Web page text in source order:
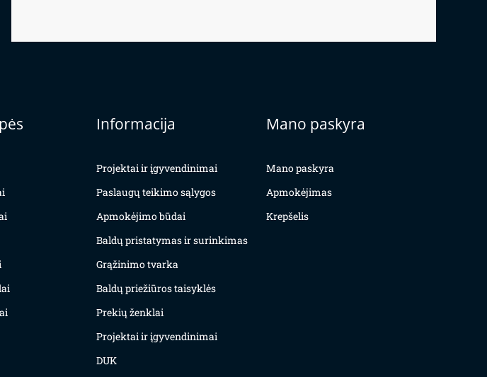
Informacija
Projektai ir įgyvendinimai
Paslaugų teikimo sąlygos
Apmokėjimo būdai
Baldų pristatymas ir surinkimas
Grąžinimo tvarka
Baldų priežiūros taisyklės
Prekių ženklai
Projektai ir įgyvendinimai
DUK
Mano paskyra
Mano paskyra
Apmokėjimas
Krepšelis